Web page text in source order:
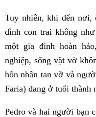
Tuy nhiên, khi đến nơi,
đình con trai không
một gia đình hoàn
nghiệp, sống vật vờ
hôn nhân tan vỡ và
Faria) đang ở tuổi thành
Pedro và hai người bạn